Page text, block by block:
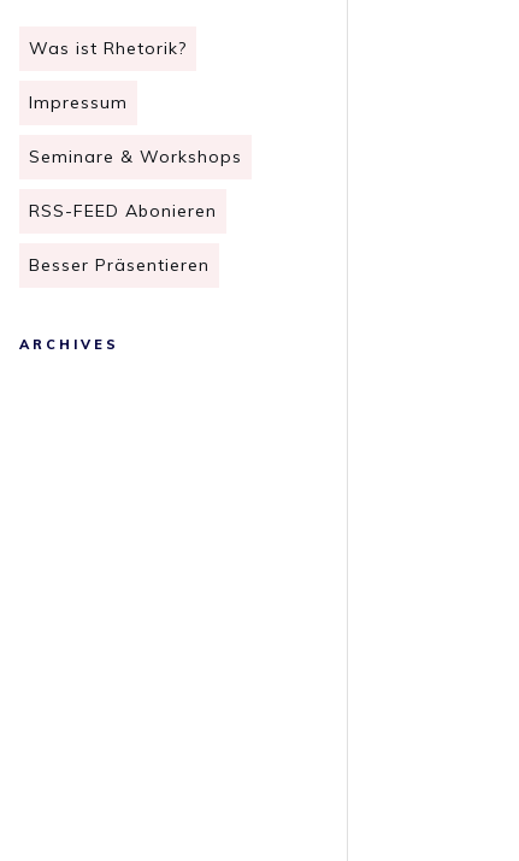
Was ist Rhetorik?
Impressum
Seminare & Workshops
RSS-FEED Abonieren
Besser Präsentieren
ARCHIVES